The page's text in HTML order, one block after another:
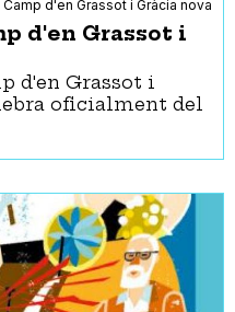
Camp d'en Grassot i Gràcia nova
d'en Grassot i
d'en Grassot i
oficialment del